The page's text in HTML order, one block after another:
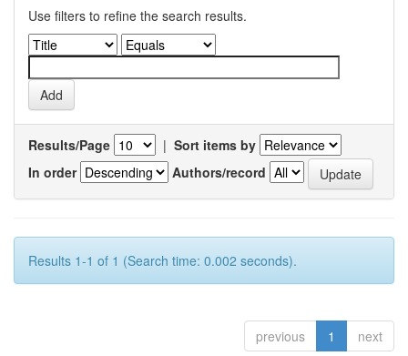
Use filters to refine the search results.
Results/Page | Sort items by
In order
Authors/record
Results 1-1 of 1 (Search time: 0.002 seconds).
previous 1 next